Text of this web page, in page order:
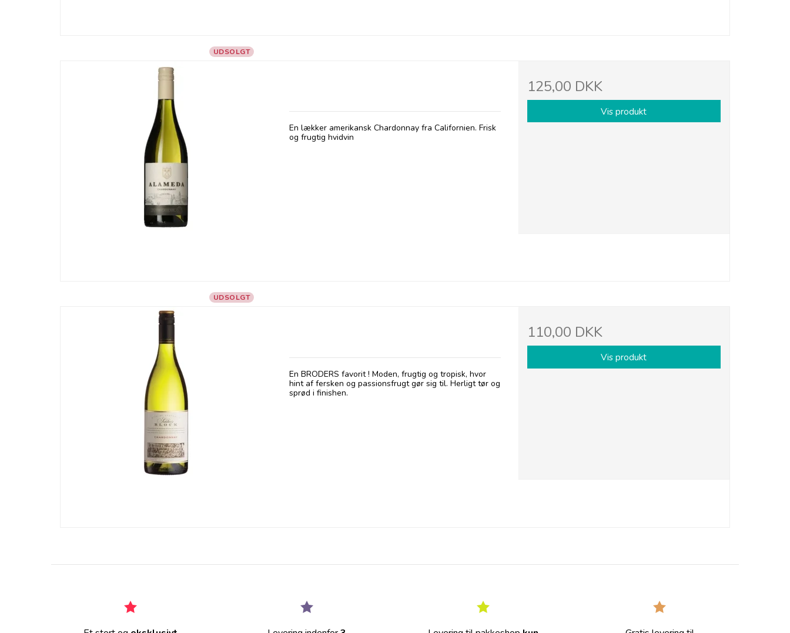
UDSOLGT
En lækker amerikansk Chardonnay fra Californien. Frisk
og frugtig hvidvin
125,00 DKK
Vis produkt
UDSOLGT
En BRODERS favorit ! Moden, frugtig og tropisk, hvor
hint af fersken og passionsfrugt gør sig til. Herligt tør og
sprød i finishen.
110,00 DKK
Vis produkt